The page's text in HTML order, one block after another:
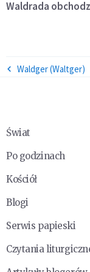
Waldrada
Waldger (Waltger)
Świat
Po godzinach
Kościół
Blogi
Serwis papieski
Czytania